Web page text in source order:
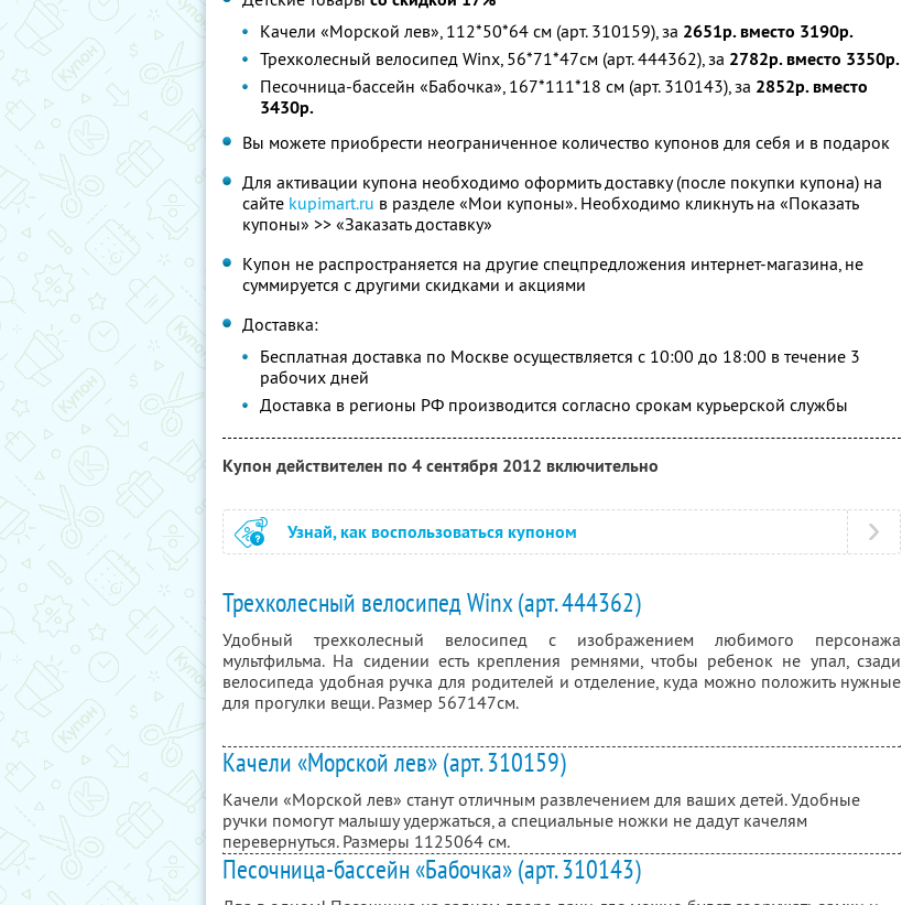
Качели «Морской лев», 112*50*64 см (арт. 310159), за 2651р. вместо 3190р.
Трехколесный велосипед Winx, 56*71*47см (арт. 444362), за 2782р. вместо 3350р.
Песочница-бассейн «Бабочка», 167*111*18 см (арт. 310143), за 2852р. вместо
3430р.
Вы можете приобрести неограниченное количество купонов для себя и в подарок
Для активации купона необходимо оформить доставку (после покупки купона) на
сайте kupimart.ru в разделе «Мои купоны». Необходимо кликнуть на «Показать
купоны» >> «Заказать доставку»
Купон не распространяется на другие спецпредложения интернет-магазина, не
суммируется с другими скидками и акциями
Доставка:
Бесплатная доставка по Москве осуществляется с 10:00 до 18:00 в течение 3
рабочих дней
Доставка в регионы РФ производится согласно срокам курьерской службы
Купон действителен по 4 сентября 2012 включительно
Узнай, как воспользоваться купоном
Трехколесный велосипед Winx (арт. 444362)
Удобный трехколесный велосипед с изображением любимого персонажа
мультфильма. На сидении есть крепления ремнями, чтобы ребенок не упал, сзади
велосипеда удобная ручка для родителей и отделение, куда можно положить нужные
для прогулки вещи. Размер 567147см.
Качели «Морской лев» (арт. 310159)
Качели «Морской лев» станут отличным развлечением для ваших детей. Удобные
ручки помогут малышу удержаться, а специальные ножки не дадут качелям
перевернуться. Размеры 1125064 см.
Песочница-бассейн «Бабочка» (арт. 310143)